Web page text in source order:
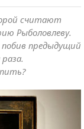
считают
Рыболовлеву.
предыдущий